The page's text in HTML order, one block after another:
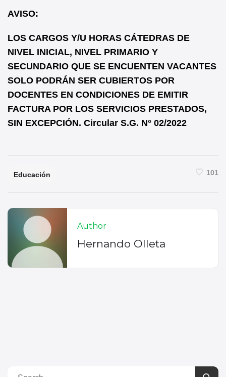
AVISO:
LOS CARGOS Y/U HORAS CÁTEDRAS DE
NIVEL INICIAL, NIVEL PRIMARIO Y
SECUNDARIO QUE SE ENCUENTEN VACANTES
SOLO PODRÁN SER CUBIERTOS POR
DOCENTES EN CONDICIONES DE EMITIR
FACTURA POR LOS SERVICIOS PRESTADOS,
SIN EXCEPCIÓN. Circular S.G. N° 02/2022
Educación 101
Author
Hernando Olleta